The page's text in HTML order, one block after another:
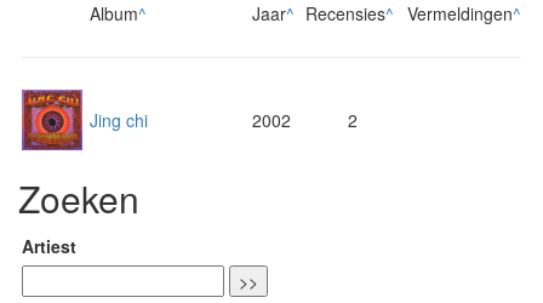
Album^ Jaar^ Recensies^ Vermeldingen^
Jing chi 2002 2
Zoeken
Artiest